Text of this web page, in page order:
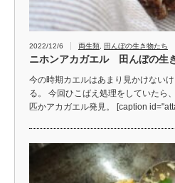
2022/12/6 両生類 田んぼの生き物たち
ニホンアカガエル 田んぼの生
今の時期カエルはあまり見かけない
る。 今回ひこばえ処理をしていたら
匹かアカガエル発見。 [caption